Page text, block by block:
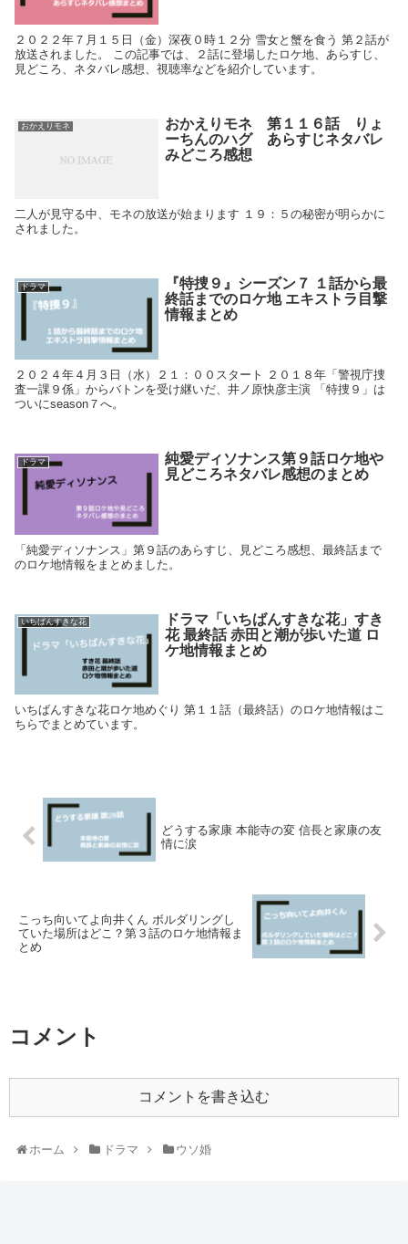
２０２２年７月１５日（金）深夜０時１２分 雪女と蟹を食う 第２話が
放送されました。 この記事では、２話に登場したロケ地、あらすじ、
見どころ、ネタバレ感想、視聴率などを紹介しています。
おかえりモネ
おかえりモネ 第１１６話 りょ
ーちんのハグ あらすじネタバレ
みどころ感想
二人が見守る中、モネの放送が始まります １９：５の秘密が明らかに
されました。
ドラマ
『特捜９』シーズン７ １話から最
終話までのロケ地 エキストラ目撃
情報まとめ
２０２４年４月３日（水）２１：００スタート ２０１８年「警視庁捜
査一課９係」からバトンを受け継いだ、井ノ原快彦主演 「特捜９」は
ついにseason７へ。
ドラマ
純愛ディソナンス第９話ロケ地や
見どころネタバレ感想のまとめ
「純愛ディソナンス」第９話のあらすじ、見どころ感想、最終話まで
のロケ地情報をまとめました。
いちばんすきな花
ドラマ「いちばんすきな花」すき
花 最終話 赤田と潮が歩いた道 ロ
ケ地情報まとめ
いちばんすきな花ロケ地めぐり 第１１話（最終話）のロケ地情報はこ
ちらでまとめています。
どうする家康 本能寺の変 信長と家康の友
情に涙
こっち向いてよ向井くん ボルダリングし
ていた場所はどこ？第３話のロケ地情報ま
とめ
コメント
コメントを書き込む
ホーム ドラマ ウソ婚